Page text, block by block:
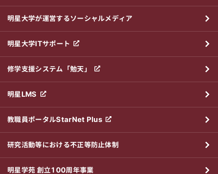
明星大学が運営するソーシャルメディア
明星大学ITサポート
修学支援システム「勉天」
明星LMS
教職員ポータルStarNet Plus
研究活動等における不正等防止体制
明星学苑 創立100周年事業